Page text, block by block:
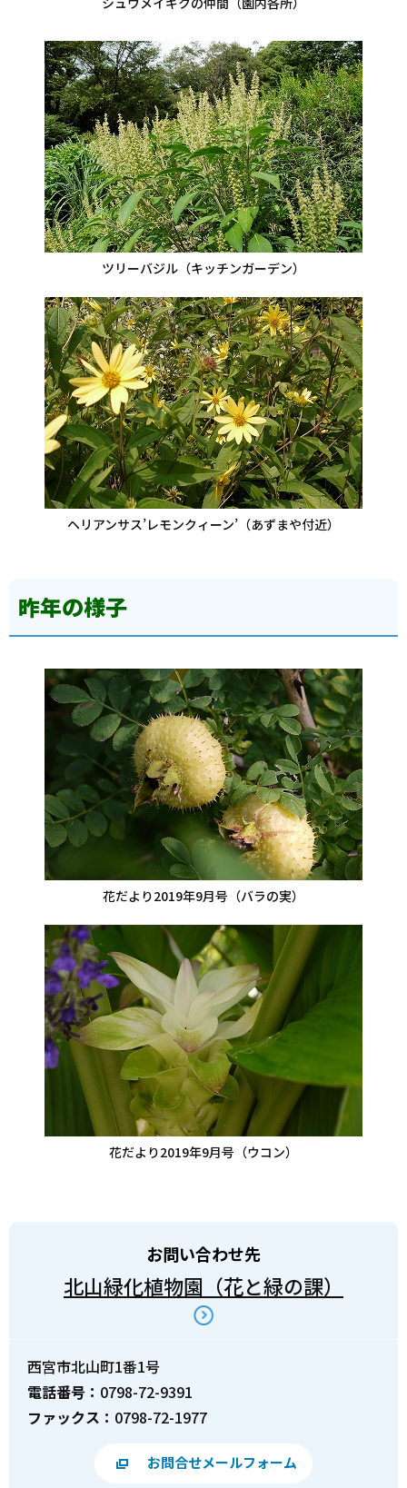
ツリーバジル（キッチンガーデン）
ヘリアンサス’レモンクィーン’（あずまや付近）
昨年の様子
花だより2019年9月号（バラの実）
花だより2019年9月号（ウコン）
お問い合わせ先
北山緑化植物園（花と緑の課）
西宮市北山町1番1号
電話番号： 0798-72-9391
ファックス： 0798-72-1977
お問合せメールフォーム